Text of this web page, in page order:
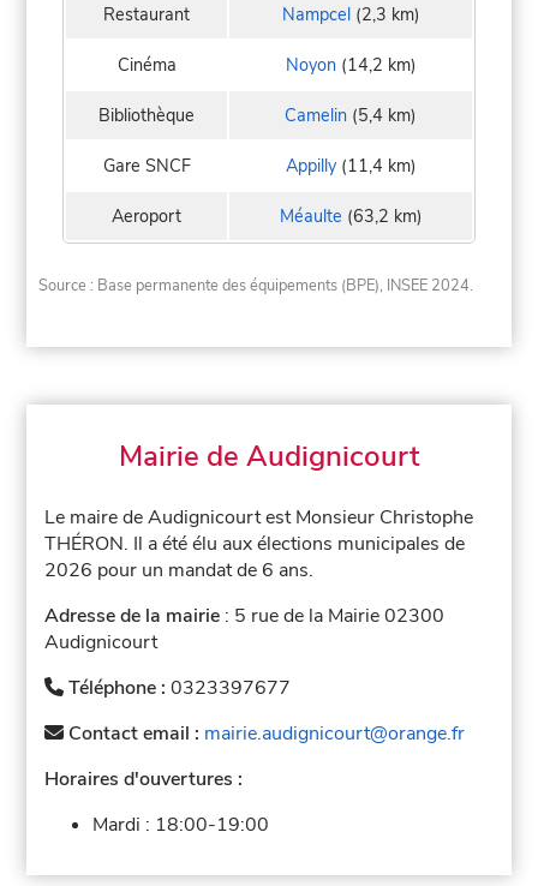
Restaurant Nampcel(2,3 km)
Cinéma Noyon(14,2 km)
Bibliothèque Camelin (5,4 km)
Gare SNCF Appilly(11,4 km)
Aeroport Méaulte (63,2 km)
Source : Base permanente des équipements (BPE), INSEE 2024.
Mairie de Audignicourt
Le maire de Audignicourt est Monsieur Christophe
THÉRON. Il a été élu aux élections municipales de
2026 pour un mandat de 6 ans.
Adresse de la mairie : 5 rue de la Mairie 02300
Audignicourt
Téléphone :0323397677
Contact email : mairie.audignicourt@orange.fr
Horaires d'ouvertures :
Mardi : 18:00-19:00